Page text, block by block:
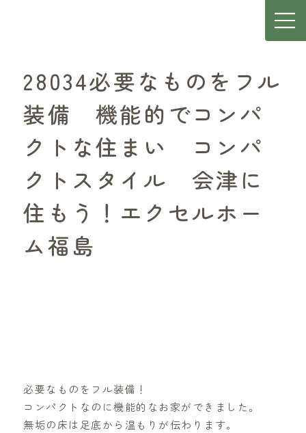
必要なものをフル装備！
コンパクトなのに機能的なお家ができました。
無垢の床は足底から温もりが伝わります。
28034必要なものをフル
装備 機能的でコンパ
クトな住まい コンパ
クトスタイル 会津に
住もう！エクセルホー
ム福島